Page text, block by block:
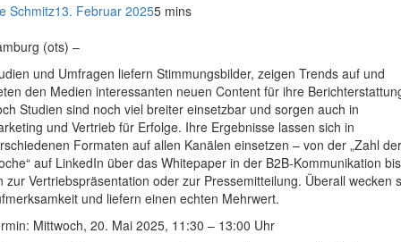
Schmitz13. Februar 20255 mins
(ots) –
und Umfragen liefern Stimmungsbilder, zeigen Trends auf und
den Medien interessanten neuen Content für ihre
Studien sind noch viel breiter einsetzbar und sorgen auch in
und Vertrieb für Erfolge. Ihre Ergebnisse lassen sich in
Formaten auf allen Kanälen einsetzen – von der „Zahl der
auf LinkedIn über das Whitepaper in der B2B-Kommunikation bis
zur Vertriebspräsentation oder zur Pressemitteilung. Überall wecken
und liefern einen echten Mehrwert.
Mittwoch, 20. Mai 2025, 11:30 – 13:00 Uhr